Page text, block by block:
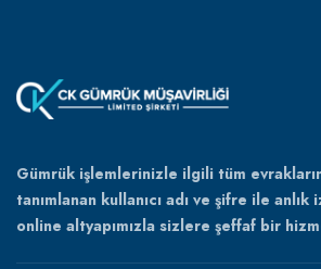
Gümrük işlemlerinizle ilgili tüm
tanımlanan kullanıcı adı ve şifre ile
online altyapımızla sizlere şeffaf bir